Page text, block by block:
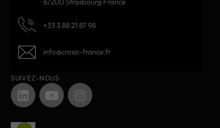
+33 3 88 21 87 98
info@croso-france.fr
SUIVEZ-NOUS